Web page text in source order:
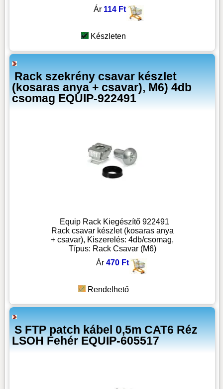
Ár 114 Ft
Készleten
Rack szekrény csavar készlet
(kosaras anya + csavar), M6) 4db
csomag EQUIP-922491
Equip Rack Kiegészítő 922491
Rack csavar készlet (kosaras anya
+ csavar), Kiszerelés: 4db/csomag,
Típus: Rack Csavar (M6)
Ár 470 Ft
Rendelhető
S FTP patch kábel 0,5m CAT6 Réz
LSOH Fehér EQUIP-605517